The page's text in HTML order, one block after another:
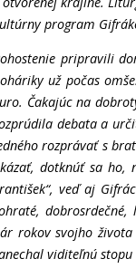
program
pripravili
už počas
Čakajúc na
debata a
rozprávať s
dotknúť sa ho,
veď aj
rokov svojho
viditeľnú